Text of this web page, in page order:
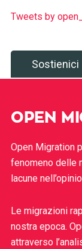
Tweets by
Sostienici
OPEN
Open Migration
fenomeno delle
lacune
Le migrazioni
nostra epoca.
attraverso